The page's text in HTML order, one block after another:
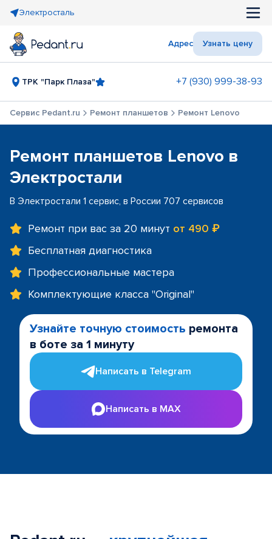
Электросталь
Адрес Узнать цену
ТРК "Парк Плаза" +7 (930) 999-38-93
Сервис Pedant.ru Ремонт планшетов Ремонт Lenovo
Ремонт планшетов Lenovo в
Электростали
В Электростали 1 сервис, в России 707 сервисов
Ремонт при вас за 20 минут от 490 ₽
Бесплатная диагностика
Профессиональные мастера
Комплектующие класса "Original"
Узнайте точную стоимость ремонта
в боте за 1 минуту
Написать в Telegram
Написать в MAX